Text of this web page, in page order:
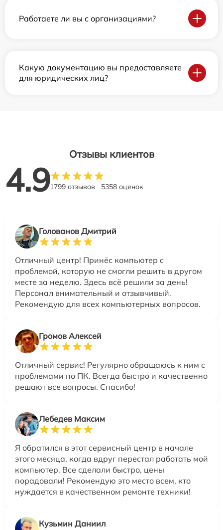
Работаете ли вы с организациями?
Какую документацию вы предоставляете
для юридических лиц?
Отзывы клиентов
4.91799 отзывов 5358 оценок
Голованов Дмитрий
Отличный центр! Принёс компьютер с
проблемой, которую не смогли решить в другом
месте за неделю. Здесь всё решили за день!
Персонал внимательный и отзывчивый.
Рекомендую для всех компьютерных вопросов.
Громов Алексей
Отличный сервис! Регулярно обращаюсь к ним с
проблемами по ПК. Всегда быстро и качественно
решают все вопросы. Спасибо!
Лебедев Максим
Я обратился в этот сервисный центр в начале
этого месяца, когда вдруг перестал работать мой
компьютер. Все сделали быстро, цены
порадовали! Рекомендую это место всем, кто
нуждается в качественном ремонте техники!
Кузьмин Даниил